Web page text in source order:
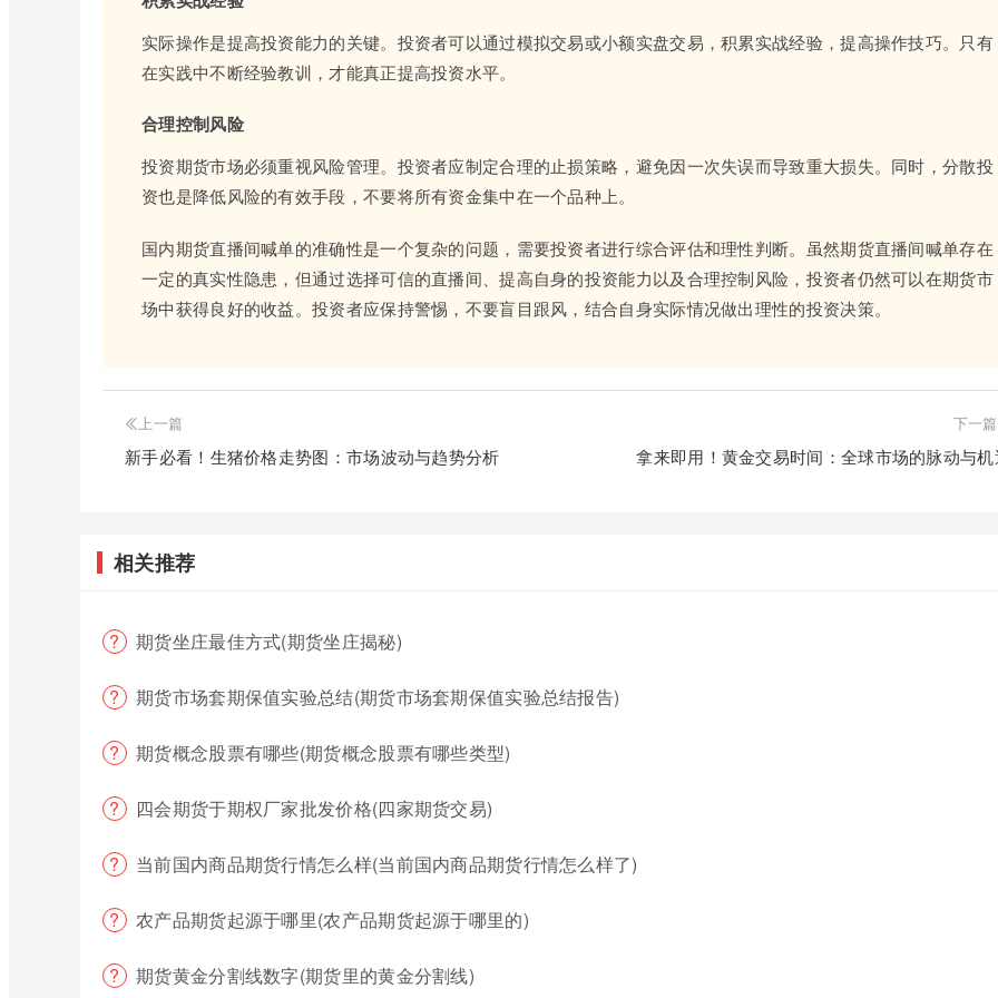
实际操作是提高投资能力的关键。投资者可以通过模拟交易或小额实盘交易，积累实战经验，提高操作技巧。只有
在实践中不断经验教训，才能真正提高投资水平。
合理控制风险
投资期货市场必须重视风险管理。投资者应制定合理的止损策略，避免因一次失误而导致重大损失。同时，分散投
资也是降低风险的有效手段，不要将所有资金集中在一个品种上。
国内期货直播间喊单的准确性是一个复杂的问题，需要投资者进行综合评估和理性判断。虽然期货直播间喊单存在
一定的真实性隐患，但通过选择可信的直播间、提高自身的投资能力以及合理控制风险，投资者仍然可以在期货市
场中获得良好的收益。投资者应保持警惕，不要盲目跟风，结合自身实际情况做出理性的投资决策。
上一篇
新手必看！生猪价格走势图：市场波动与趋势分析
下一篇
拿来即用！黄金交易时间：全球市场的脉动与
相关推荐
期货坐庄最佳方式(期货坐庄揭秘)
期货市场套期保值实验总结(期货市场套期保值实验总结报告)
期货概念股票有哪些(期货概念股票有哪些类型)
四会期货于期权厂家批发价格(四家期货交易)
当前国内商品期货行情怎么样(当前国内商品期货行情怎么样了)
农产品期货起源于哪里(农产品期货起源于哪里的)
期货黄金分割线数字(期货里的黄金分割线)